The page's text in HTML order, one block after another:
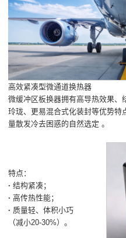
高效紧凑型微通道换热器
微缓冲区板换器拥有高导热效果
玲珑、更易混合式化装封等优势
量散发冷去困惑的自然选定 。
特点：
·结构紧凑；
·高传热性能；
· 质量轻、体积小巧
（减小20-30%）。